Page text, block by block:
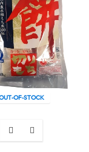
OF-STOCK